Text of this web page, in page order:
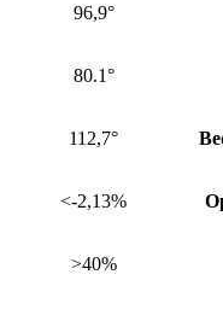
96,9°
80.1°
112,7°
<-2,13%
>40%